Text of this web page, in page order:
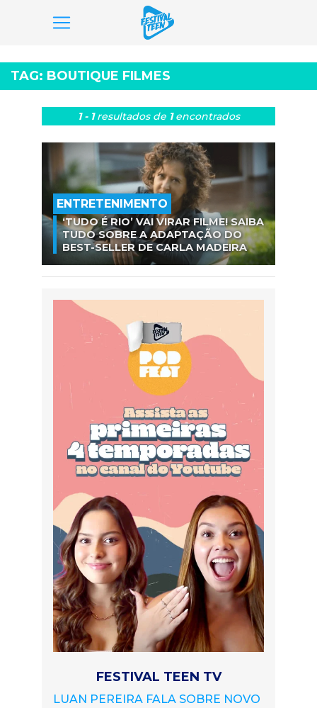
para
o
conteúdo
TAG: BOUTIQUE FILMES
1 - 1resultados de 1encontrados
ENTRETENIMENTO
‘TUDO É RIO’ VAI VIRAR FILME! SAIBA
TUDO SOBRE A ADAPTAÇÃO DO
BEST-SELLER DE CARLA MADEIRA
FESTIVAL TEEN TV
LUAN PEREIRA FALA SOBRE NOVO